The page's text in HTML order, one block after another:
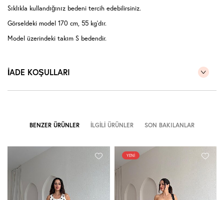
Sıklıkla kullandığınız bedeni tercih edebilirsiniz.
Görseldeki model 170 cm, 55 kg'dır.
Model üzerindeki takım S bedendir.
İADE KOŞULLARI
BENZER ÜRÜNLER İLGILI ÜRÜNLER SON BAKILANLAR
YENI